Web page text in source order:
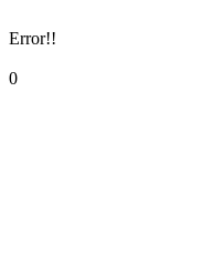
Error!!
0